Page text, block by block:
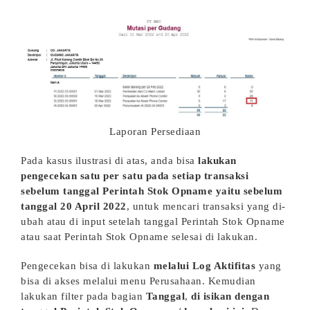
Laporan Persediaan
Pada kasus ilustrasi di atas, anda bisa lakukan
pengecekan satu per satu pada setiap transaksi
sebelum tanggal Perintah Stok Opname yaitu sebelum
tanggal 20 April 2022, untuk mencari transaksi yang di-
ubah atau di input setelah tanggal Perintah Stok Opname
atau saat Perintah Stok Opname selesai di lakukan.
Pengecekan bisa di lakukan melalui Log Aktifitas yang
bisa di akses melalui menu Perusahaan. Kemudian
lakukan filter pada bagian Tanggal, di isikan dengan